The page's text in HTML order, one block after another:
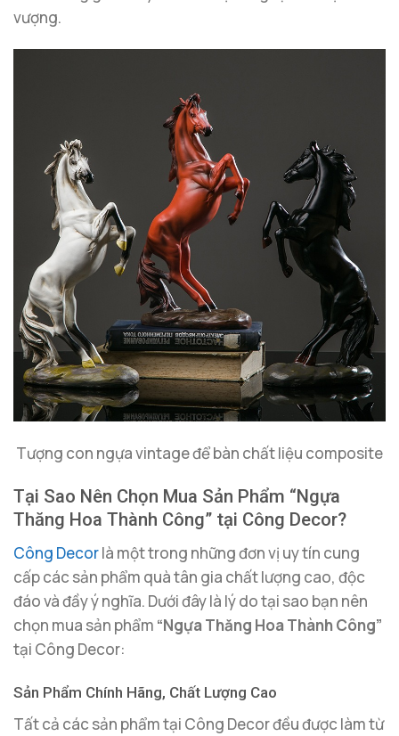
vượng.
Tượng con ngựa vintage để bàn chất liệu composite
Tại Sao Nên Chọn Mua Sản Phẩm “Ngựa
Thăng Hoa Thành Công” tại Công Decor?
Công Decorlà một trong những đơn vị uy tín cung
cấp các sản phẩm quà tân gia chất lượng cao, độc
đáo và đầy ý nghĩa. Dưới đây là lý do tại sao bạn nên
chọn mua sản phẩm “Ngựa Thăng Hoa Thành Công”
tại Công Decor:
Sản Phẩm Chính Hãng, Chất Lượng Cao
Tất cả các sản phẩm tại Công Decor đều được làm từ